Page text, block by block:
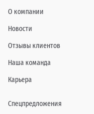
О компании
Новости
Отзывы клиентов
Наша команда
Карьера
Спецпредложения